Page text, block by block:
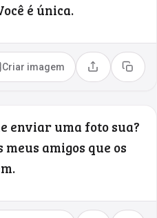
é única.
Criar imagem Compartilhar
Copiar
enviar uma foto sua?
amigos que os